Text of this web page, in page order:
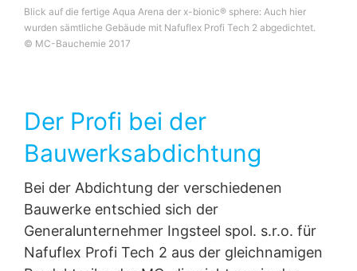
Blick auf die fertige Aqua Arena der x-bionic® sphere: Auch hier
wurden sämtliche Gebäude mit Nafuflex Profi Tech 2 abgedichtet.
© MC-Bauchemie 2017
Der Profi bei der
Bauwerksabdichtung
Bei der Abdichtung der verschiedenen
Bauwerke entschied sich der
Generalunternehmer Ingsteel spol. s.r.o. für
Nafuflex Profi Tech 2 aus der gleichnamigen